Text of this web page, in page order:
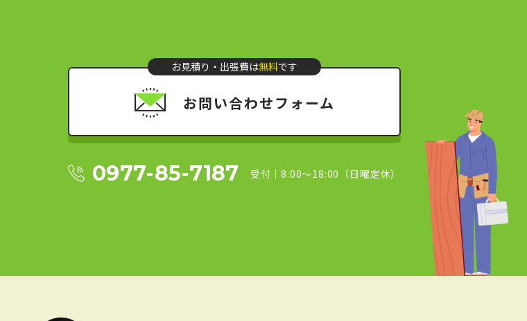
お見積り・出張費は無料です
お問い合わせフォーム
0977-85-7187 受付｜8:00～18:00（日曜定休）